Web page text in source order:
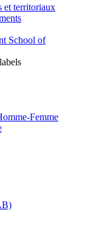
et territoriaux
School of
Femme